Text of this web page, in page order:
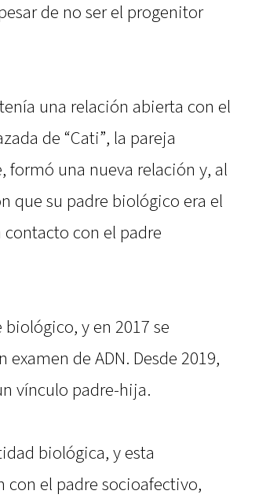
de no ser el progenitor
una relación abierta con el
de “Cati”, la pareja
formó una nueva relación y, al
que su padre biológico era el
contacto con el padre
biológico, y en 2017 se
de ADN. Desde 2019,
vínculo padre-hija.
biológica, y esta
el padre socioafectivo,